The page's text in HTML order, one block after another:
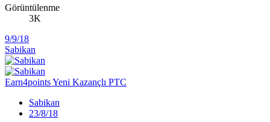
Görüntülenme
3K
9/9/18
Sabikan
Earn4points Yeni Kazançlı PTC
Sabikan
23/8/18